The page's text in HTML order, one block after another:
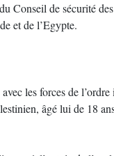
Conseil de sécurité
et de l’Egypte.
les forces de
âgé lui de 18